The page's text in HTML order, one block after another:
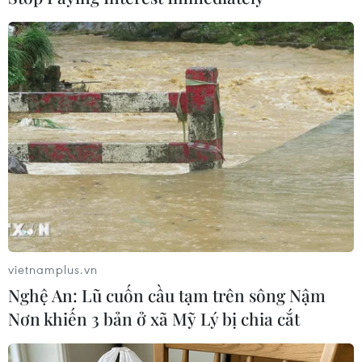
nước./.
(TTXVN/Vietnam+)
#Nước sinh hoạt #Biển Đỏ #Biển Chết
#Hệ sinh thái
vietnamplus.vn
Nghệ An: Lũ cuốn cầu tạm trên sông Nậm
Nơn khiến 3 bản ở xã Mỹ Lý bị chia cắt